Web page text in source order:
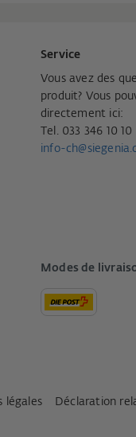
Service
Vous avez des
produit? Vous
directement ici:
Tel. 033 346 10 10
info-
Modes de
légales Déclaration